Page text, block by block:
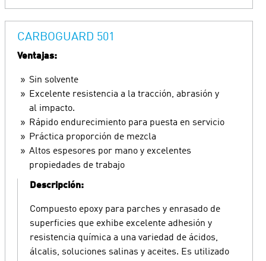
CARBOGUARD 501
Ventajas:
Sin solvente
Excelente resistencia a la tracción, abrasión y
al impacto.
Rápido endurecimiento para puesta en servicio
Práctica proporción de mezcla
Altos espesores por mano y excelentes
propiedades de trabajo
Descripción:
Compuesto epoxy para parches y enrasado de
superficies que exhibe excelente adhesión y
resistencia química a una variedad de ácidos,
álcalis, soluciones salinas y aceites. Es utilizado